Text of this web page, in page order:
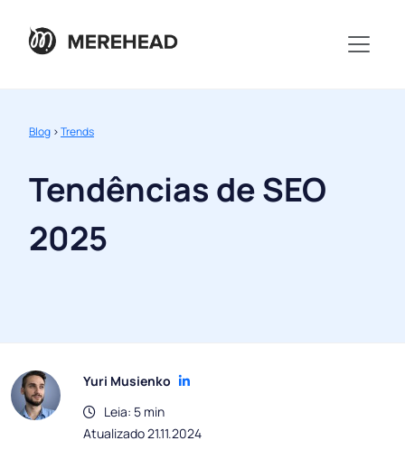
Blog >Trends
Tendências de SEO
2025
Yuri Musienko
Leia: 5 min
Atualizado 21.11.2024